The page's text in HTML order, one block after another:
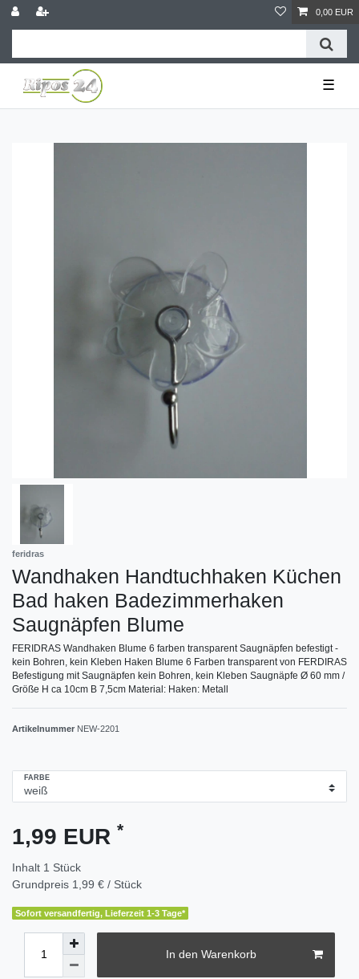
0,00 EUR
☰
feridras
Wandhaken Handtuchhaken Küchen
Bad haken Badezimmerhaken
Saugnäpfen Blume
FERIDRAS Wandhaken Blume 6 farben transparent Saugnäpfen befestigt -
kein Bohren, kein Kleben Haken Blume 6 Farben transparent von FERDIRAS
Befestigung mit Saugnäpfen kein Bohren, kein Kleben Saugnäpfe Ø 60 mm /
Größe H ca 10cm B 7,5cm Material: Haken: Metall
Artikelnummer NEW-2201
FARBE
1,99 EUR *
Inhalt 1 Stück
Grundpreis 1,99 € / Stück
Sofort versandfertig, Lieferzeit 1-3 Tage*
In den Warenkorb